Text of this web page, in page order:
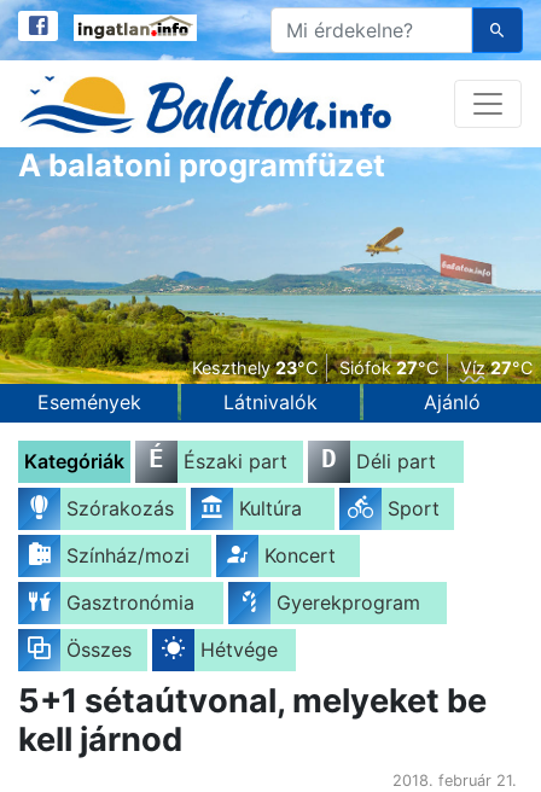
A balatoni programfüzet
Keszthely 23°C Siófok 27°C Víz 27°C
Események Látnivalók Ajánló
Kategóriák É Északi part D
Déli part
Szórakozás
Kultúra
Sport
Színház/mozi
Koncert
Gasztronómia
Gyerekprogram
Összes
Hétvége
5+1 sétaútvonal, melyeket be
kell járnod
2018. február 21.